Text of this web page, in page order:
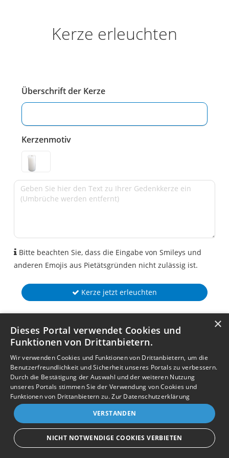
Kerze erleuchten
Überschrift der Kerze
Kerzenmotiv
Bitte beachten Sie, dass die Eingabe von Smileys und
anderen Emojis aus Pietätsgründen nicht zulässig ist.
Kerze jetzt erleuchten
×
Dieses Portal verwendet Cookies und
Funktionen von Drittanbietern.
Wir verwenden Cookies und Funktionen von Drittanbietern, um die
Benutzerfreundlichkeit und Sicherheit unseres Portals zu verbessern.
Durch die Bestätigung der Auswahl und der weiteren Nutzung
unseres Portals stimmen Sie der Verwendung von Cookies und
Funktionen von Drittanbietern zu.Zur Datenschutzerklärung
VERSTANDEN
NICHT NOTWENDIGE COOKIES VERBIETEN